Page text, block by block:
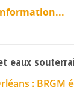
eaux
: BRGM